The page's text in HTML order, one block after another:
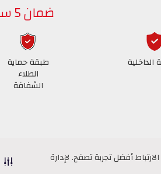
أفضل تجربة تصفح. لإدارة
أفضل تجربة تصفح. لإدارة
ضمان 5 سنوات
طبقة حماية
الطلاء
الشفافة
الداخلية